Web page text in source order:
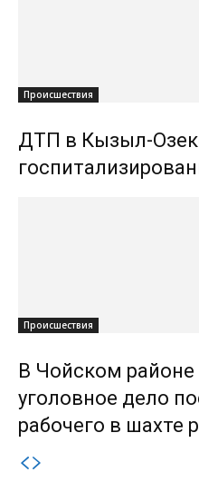
Происшествия
ДТП в Кызыл-
Происшествия
В Чойском
уголовное дело
рабочего в шахте